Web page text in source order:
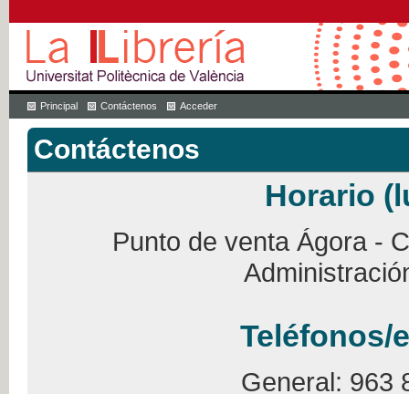
Principal Contáctenos Acceder
Contáctenos
Horario
Punto de venta Ágora -
Teléfonos/
General: 963